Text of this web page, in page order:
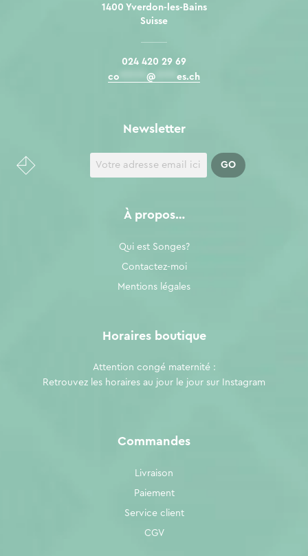
1400 Yverdon-les-Bains
Suisse
024 420 29 69
co
@ es.ch
Commandes
Livraison
Paiement
Service client
CGV
À propos…
Qui est Songes?
Contactez-moi
Mentions légales
Newsletter
Horaires boutique
Attention congé maternité :
Retrouvez les horaires au jour le jour sur
Instagram